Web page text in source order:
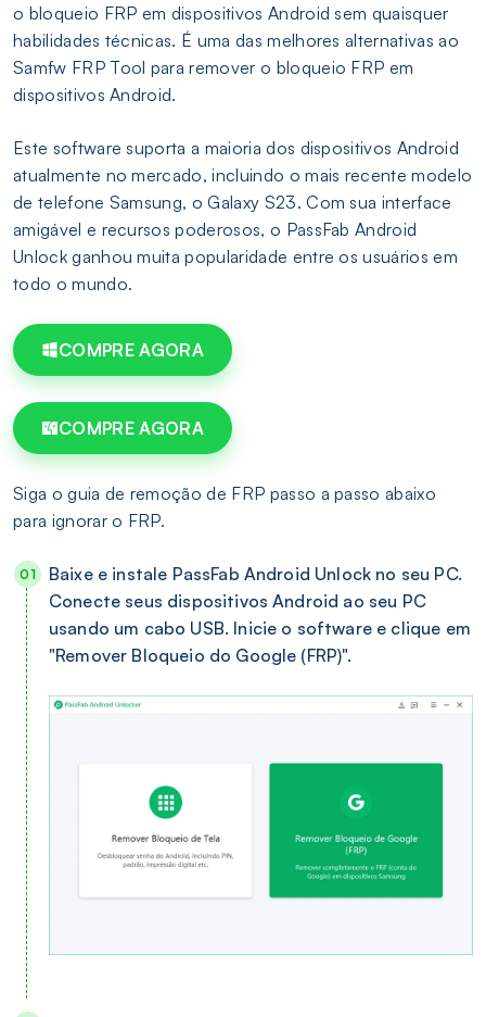
o bloqueio FRP em dispositivos Android sem quaisquer
habilidades técnicas. É uma das melhores alternativas ao
Samfw FRP Tool para remover o bloqueio FRP em
dispositivos Android.
Este software suporta a maioria dos dispositivos Android
atualmente no mercado, incluindo o mais recente modelo
de telefone Samsung, o Galaxy S23. Com sua interface
amigável e recursos poderosos, o PassFab Android
Unlock ganhou muita popularidade entre os usuários em
todo o mundo.
COMPRE AGORA
COMPRE AGORA
Siga o guia de remoção de FRP passo a passo abaixo
para ignorar o FRP.
Baixe e instale PassFab Android Unlock no seu PC.
Conecte seus dispositivos Android ao seu PC
usando um cabo USB. Inicie o software e clique em
"Remover Bloqueio do Google (FRP)".